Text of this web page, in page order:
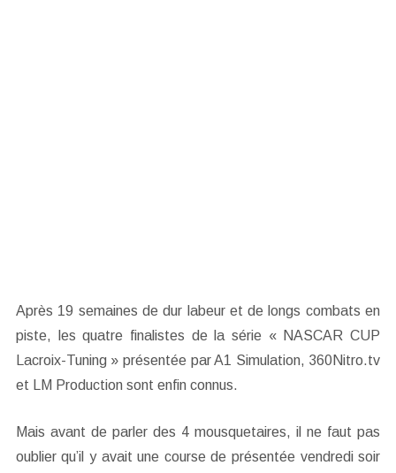
Après 19 semaines de dur labeur et de longs combats en
piste, les quatre finalistes de la série « NASCAR CUP
Lacroix-Tuning » présentée par A1 Simulation, 360Nitro.tv
et LM Production sont enfin connus.
Mais avant de parler des 4 mousquetaires, il ne faut pas
oublier qu’il y avait une course de présentée vendredi soir